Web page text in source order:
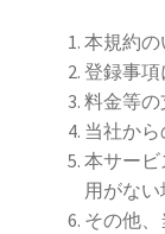
本規約
登録事
料金等
当社か
本サー
用がない
その他